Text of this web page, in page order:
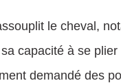
le cheval,
capacité à se
demandé des